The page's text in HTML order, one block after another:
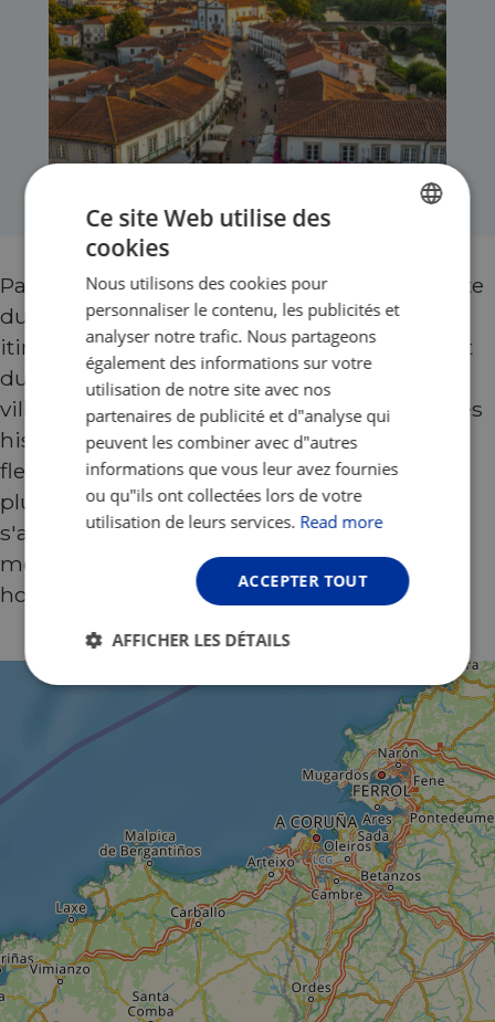
Partez à la découverte de la région verdoyante
du nord du Portugal en empruntant des
itinéraires pittoresques le long des rivières et
du littoral. Traversez à vélo de charmants
villages, des vignobles, des plages et des villes
historiques tout en longeant le magnifique
fleuve Minho, l'une des régions cyclables les
plus pittoresques d'Europe. Le voyage
s'achève dans la ville animée de Porto, où se
mêlent nature, culture et l'authentique
hospitalité portugaise.
Ce site Web utilise des
cookies
Nous utilisons des cookies pour
personnaliser le contenu, les publicités et
analyser notre trafic. Nous partageons
également des informations sur votre
utilisation de notre site avec nos
partenaires de publicité et d"analyse qui
peuvent les combiner avec d"autres
informations que vous leur avez fournies
ou qu"ils ont collectées lors de votre
utilisation de leurs services. Read more
ACCEPTER TOUT
AFFICHER LES DÉTAILS
Strictement
nécessaires
Performance Ciblage
Non classifiés
Strictement nécessaires
Performance
Ciblage
Fonctionnalité Non classifiés
Les cookies strictement nécessaires habilitent des